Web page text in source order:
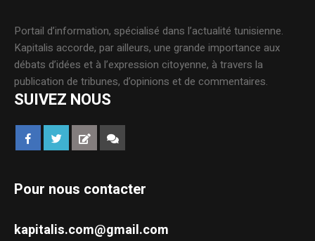
Portail d’information, spécialisé dans l’actualité tunisienne.
Kapitalis accorde, par ailleurs, une grande importance aux
débats d’idées et à l’expression citoyenne, à travers la
publication de tribunes, d’opinions et de commentaires.
SUIVEZ NOUS
Pour nous contacter
kapitalis.com@gmail.com